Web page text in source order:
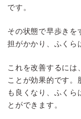
です。
その状態で早歩きを
担がかかり、ふくら
これを改善するには
ことが効果的です。
も良くなり、ふくら
とができます。